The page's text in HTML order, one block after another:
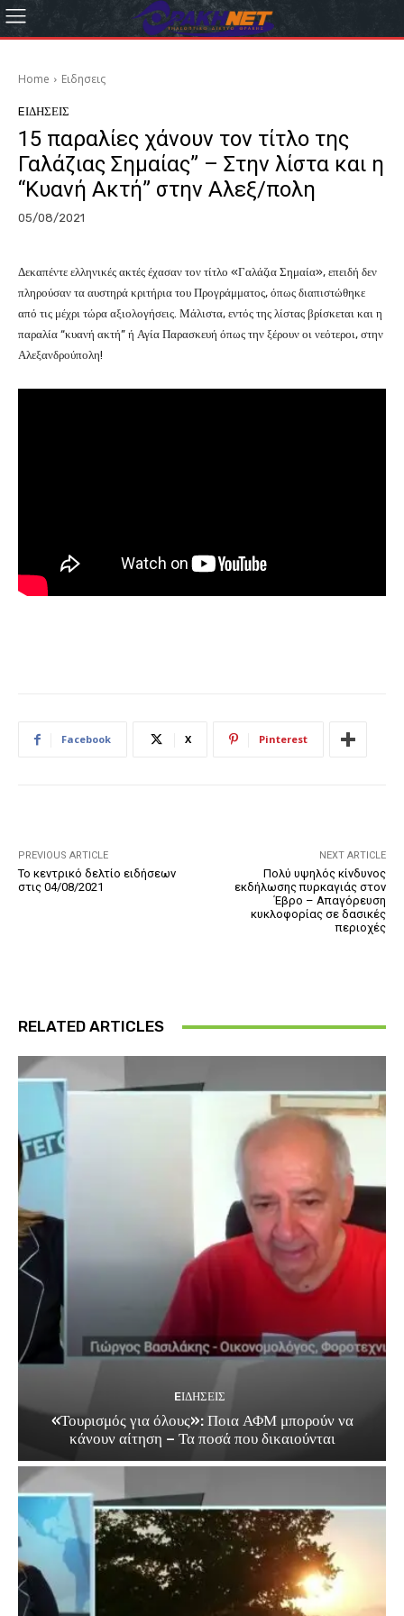
Home Eιδησεις
EΙΔΗΣΕΙΣ
15 παραλίες χάνουν τον τίτλο της
Γαλάζιας Σημαίας” – Στην λίστα και η
“Κυανή Ακτή” στην Αλεξ/πολη
05/08/2021
Δεκαπέντε ελληνικές ακτές έχασαν τον τίτλο «Γαλάζια Σημαία», επειδή δεν
πληρούσαν τα αυστηρά κριτήρια του Προγράμματος, όπως διαπιστώθηκε
από τις μέχρι τώρα αξιολογήσεις. Μάλιστα, εντός της λίστας βρίσκεται και η
παραλία “κυανή ακτή” ή Αγία Παρασκευή όπως την ξέρουν οι νεότεροι, στην
Αλεξανδρούπολη!
Facebook X Pinterest
PREVIOUS ARTICLE
Το κεντρικό δελτίο ειδήσεων
στις 04/08/2021
NEXT ARTICLE
Πολύ υψηλός κίνδυνος
εκδήλωσης πυρκαγιάς στον
Έβρο – Απαγόρευση
κυκλοφορίας σε δασικές
περιοχές
RELATED ARTICLES
EΙΔΗΣΕΙΣ
«Τουρισμός για όλους»: Ποια ΑΦΜ μπορούν να
κάνουν αίτηση – Τα ποσά που δικαιούνται